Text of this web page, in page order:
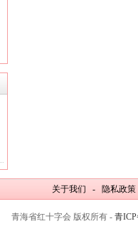
关于我们 - 隐私政
青海省红十字会 版权所有 - 青ICP